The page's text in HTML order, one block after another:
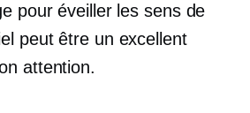
pour éveiller les sens de
peut être un excellent
attention.